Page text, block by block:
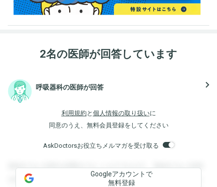
2名の医師が回答しています
呼吸器科の医師が回答 navigate_next
利用規約 と 個人情報の取り扱いに
同意のうえ、無料会員登録をしてください
AskDoctorsお役立ちメルマガを受け取る
登録すると回答を閲覧することができます。登録すると回答
を閲覧することができます。登録すると回答を閲覧すること
Googleアカウントで
無料登録